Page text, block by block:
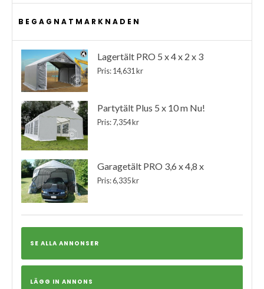
BEGAGNATMARKNADEN
Lagertält PRO 5 x 4 x 2 x 3
Pris: 14,631 kr
Partytält Plus 5 x 10 m Nu!
Pris: 7,354 kr
Garagetält PRO 3,6 x 4,8 x
Pris: 6,335 kr
SE ALLA ANNONSER
LÄGG IN ANNONS